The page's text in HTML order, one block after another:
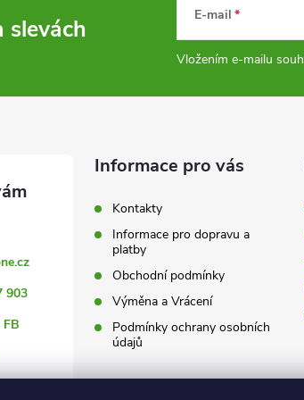
slevách E-mail
Vložením e-mailu
903
Informace pro vás
Kontakty
Informace pro dopravu a
platby
Obchodní podmínky
Výměna a Vrácení
Podmínky ochrany osobních
údajů